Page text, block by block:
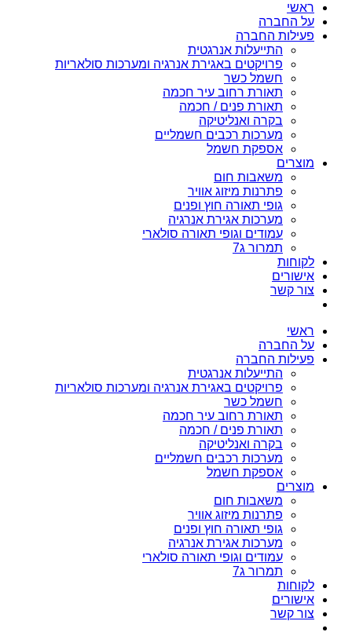
ראשי
על החברה
פעילות החברה
התייעלות אנרגטית
פרויקטים באגירת אנרגיה ומערכות סולאריות
חשמל כשר
תאורת רחוב עיר חכמה
תאורת פנים / חכמה
בקרה ואנליטיקה
מערכות רכבים חשמליים
אספקת חשמל
מוצרים
משאבות חום
פתרנות מיזוג אוויר
גופי תאורה חוץ ופנים
מערכות אגירת אנרגיה
עמודים וגופי תאורה סולארי
תמרור ג7
לקוחות
אישורים
צור קשר
ראשי
על החברה
פעילות החברה
התייעלות אנרגטית
פרויקטים באגירת אנרגיה ומערכות סולאריות
חשמל כשר
תאורת רחוב עיר חכמה
תאורת פנים / חכמה
בקרה ואנליטיקה
מערכות רכבים חשמליים
אספקת חשמל
מוצרים
משאבות חום
פתרנות מיזוג אוויר
גופי תאורה חוץ ופנים
מערכות אגירת אנרגיה
עמודים וגופי תאורה סולארי
תמרור ג7
לקוחות
אישורים
צור קשר